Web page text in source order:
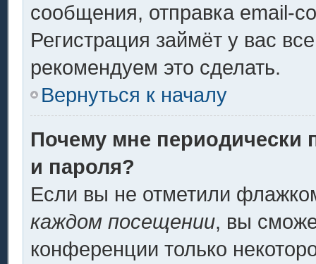
сообщения, отправка email-
Регистрация займёт у вас
рекомендуем это сделать.
Вернуться к началу
Почему мне периодически
и пароля?
Если вы не отметили
каждом посещении, вы
конференции только